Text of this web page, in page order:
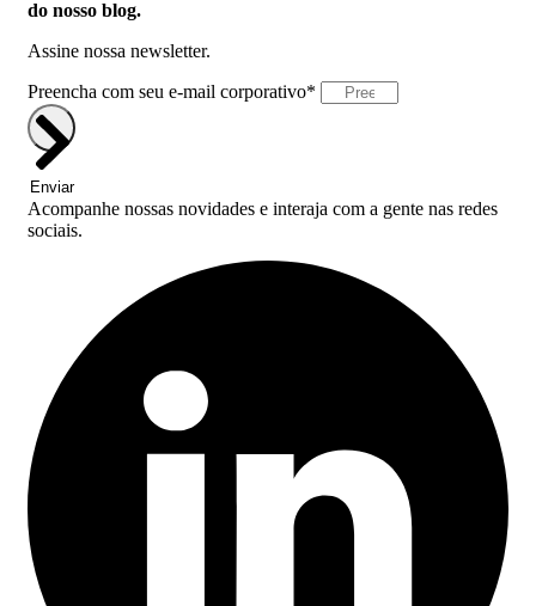
do nosso blog.
Assine nossa newsletter.
Preencha com seu e-mail corporativo*
Enviar
Acompanhe nossas novidades e interaja com a gente nas redes
sociais.